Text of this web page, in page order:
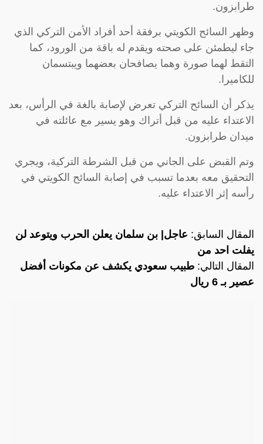
طرابزون.
وظهر السائح الكويتي برفقة أحد أفراد الأمن التركي الذي
جاء ليطمئن على صحته ويقدم له باقة من الورود، كما
التقط لهما صورة وهما يصافحان بعضهما ويبتسمان
للكاميرا.
يذكر أن السائح التركي تعرض لإصابة بالغة في الرأس، بعد
الاعتداء عليه من قبل أتراك وهو يسير مع عائلته في
ميدان طرابزون.
وتم القبض على الجاني من قبل الشرطة التركية، ويجري
التحقيق معه بعدما تسبب في إصابة السائح الكويتي في
رأسه إثر الاعتداء عليه.
المقال السابق: عاجل| بن سلمان يعلن الحرب ويتوعد لن
يفلت احد من
المقال التالي: طبيب سعودي يكشف عن مكونات أفضل
عصير بـ 6 ريال